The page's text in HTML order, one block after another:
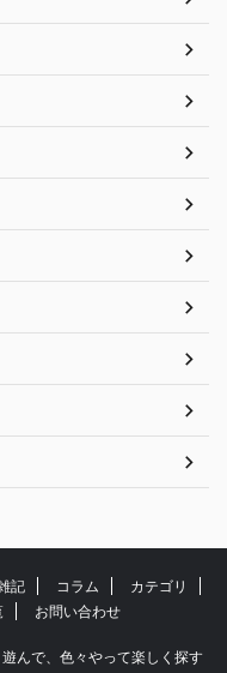
記 コラム
カテゴリ
お問い合わせ
んで、色々やって楽しく探す